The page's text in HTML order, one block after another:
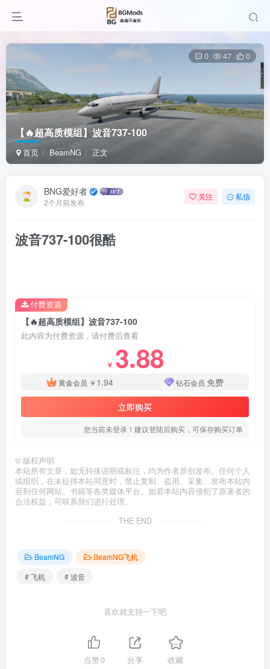
【🔥超高质模组】波音737-100
首页 BeamNG 正文
0 47 0
BNG爱好者
2个月前发布
关注 私信
波音737-100很酷
【🔥超高质模组】波音737-100
此内容为付费资源，请付费后查看
￥ 3.88
黄金会员 ￥ 1.94 钻石会员 免费
立即购买
您当前未登录！建议登陆后购买，可保存购买订单
付费资源
© 版权声明
本站所有文章，如无特殊说明或标注，均为作者原创发布。任何个人
或组织，在未征得本站同意时，禁止复制、盗用、采集、发布本站内
容到任何网站、书籍等各类媒体平台。如若本站内容侵犯了原著者的
合法权益，可联系我们进行处理。
THE END
BeamNG
BeamNG飞机
# 飞机
# 波音
喜欢就支持一下吧
点赞0 分享 收藏